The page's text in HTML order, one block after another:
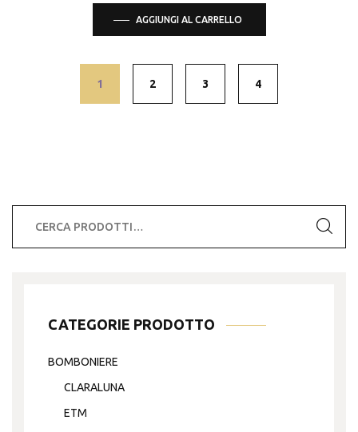
AGGIUNGI AL CARRELLO
1 2 3 4
CATEGORIE PRODOTTO
BOMBONIERE
CLARALUNA
ETM